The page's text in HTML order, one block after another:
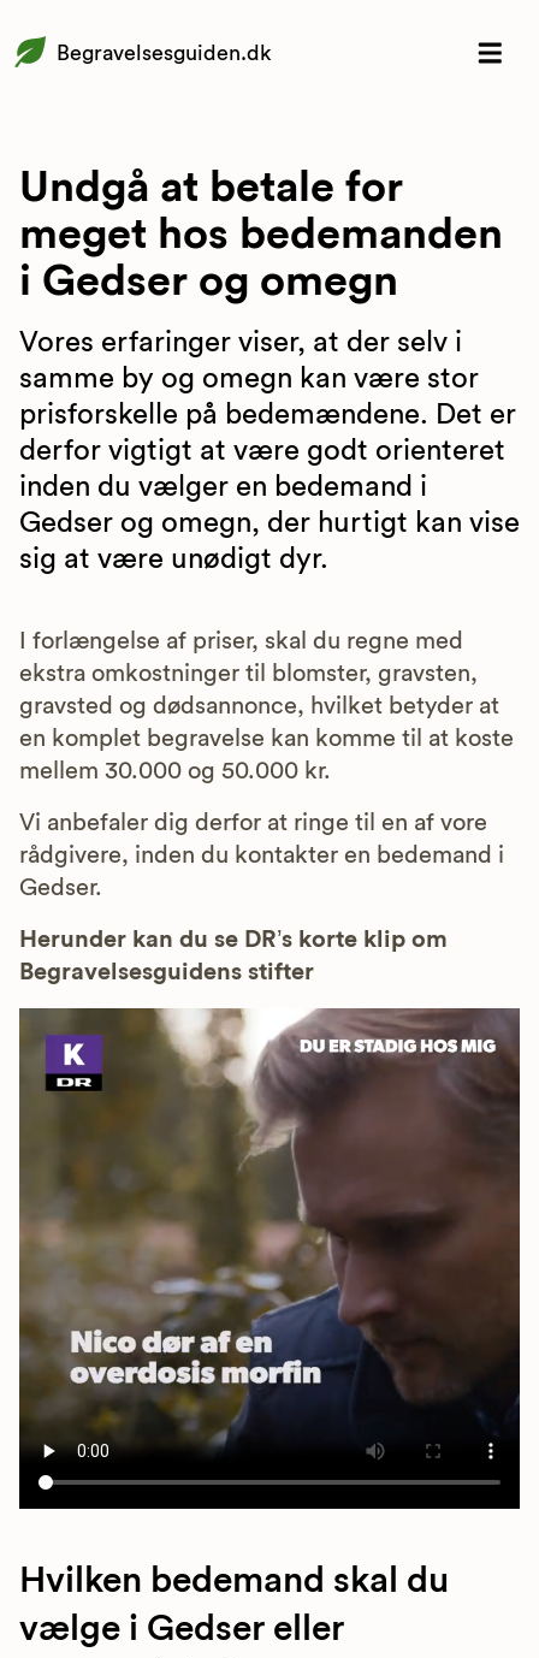
Begravelsesguiden.dk
Undgå at betale for
meget hos bedemanden
i Gedser og omegn
Vores erfaringer viser, at der selv i
samme by og omegn kan være stor
prisforskelle på bedemændene. Det er
derfor vigtigt at være godt orienteret
inden du vælger en bedemand i
Gedser og omegn, der hurtigt kan vise
sig at være unødigt dyr.
I forlængelse af priser, skal du regne med
ekstra omkostninger til blomster, gravsten,
gravsted og dødsannonce, hvilket betyder at
en komplet begravelse kan komme til at koste
mellem 30.000 og 50.000 kr.
Vi anbefaler dig derfor at ringe til en af vore
rådgivere, inden du kontakter en bedemand i
Gedser.
Herunder kan du se DR’s korte klip om
Begravelsesguidens stifter
Hvilken bedemand skal du
vælge i Gedser eller